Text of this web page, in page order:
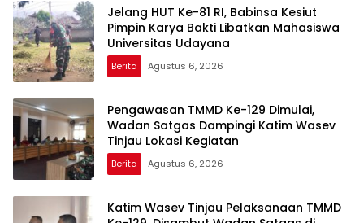
Jelang HUT Ke-81 RI, Babinsa Kesiut
Pimpin Karya Bakti Libatkan Mahasiswa
Universitas Udayana
Berita Agustus 6, 2026
Pengawasan TMMD Ke-129 Dimulai,
Wadan Satgas Dampingi Katim Wasev
Tinjau Lokasi Kegiatan
Berita Agustus 6, 2026
Katim Wasev Tinjau Pelaksanaan TMMD